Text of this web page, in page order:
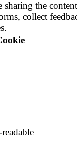
the
collect